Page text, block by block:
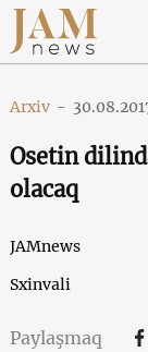
Arxiv -
Osetin
olacaq
JAMnews
Sxinvali
Paylaşmaq